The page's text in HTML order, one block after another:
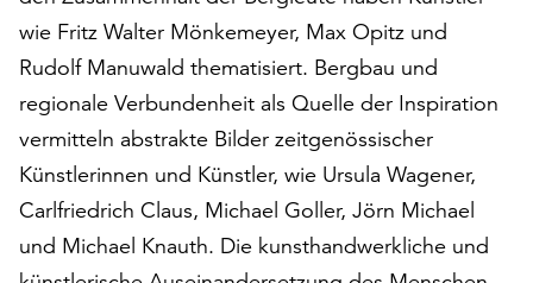
steht
Ihnen
am
Ende
der
Seite
Schaltfläche
„Cookie-
Einstellungen“
wie Fritz Walter Mönkemeyer, Max Opitz und
Rudolf Manuwald thematisiert. Bergbau und
regionale Verbundenheit als Quelle der Inspiration
vermitteln abstrakte Bilder zeitgenössischer
Künstlerinnen und Künstler, wie Ursula Wagener,
Carlfriedrich Claus, Michael Goller, Jörn Michael
und Michael Knauth. Die kunsthandwerkliche und